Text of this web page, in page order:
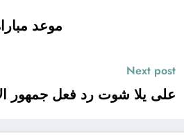
موعد
Next post
على يلا شوت رد فعل جمهور